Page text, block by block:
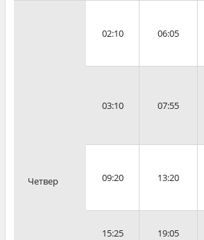
Четвер
02:10 06:05
03:10 07:55
09:20 13:20
15:25 19:05